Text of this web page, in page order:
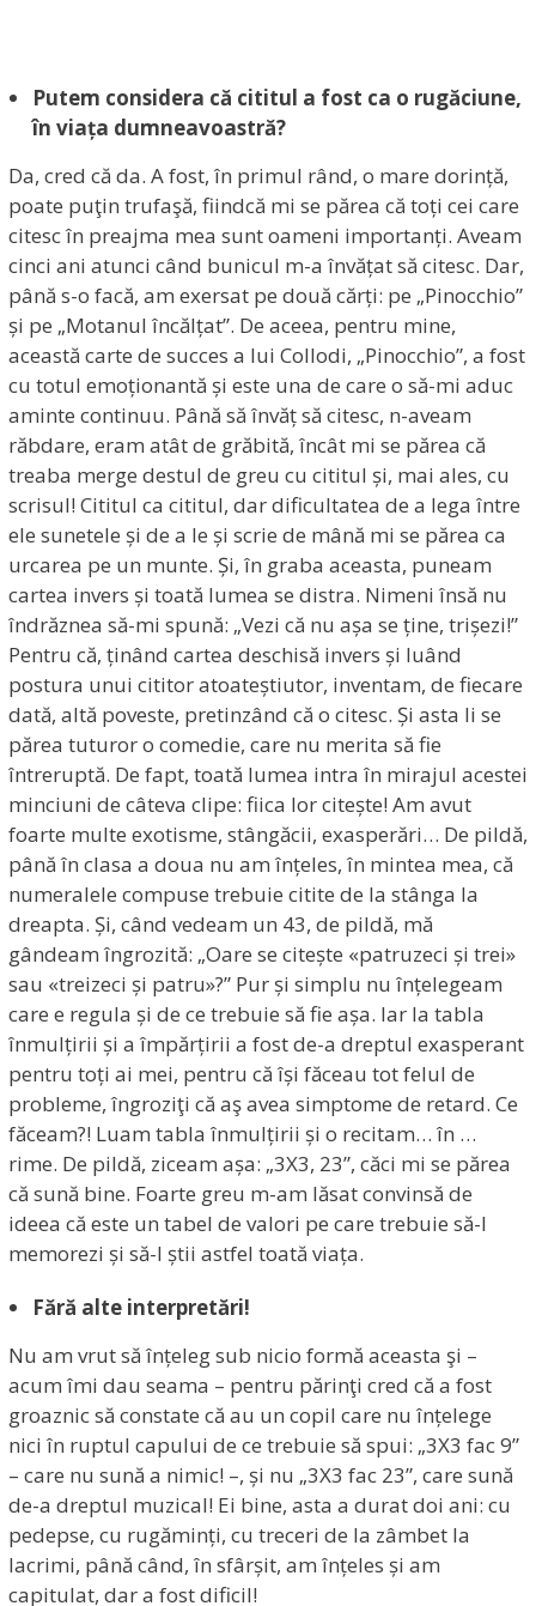
Putem considera că cititul a fost ca o rugăciune,
în viața dumneavoastră?
Da, cred că da. A fost, în primul rând, o mare dorință,
poate puţin trufaşă, fiindcă mi se părea că toți cei care
citesc în preajma mea sunt oameni importanți. Aveam
cinci ani atunci când bunicul m-a învățat să citesc. Dar,
până s-o facă, am exersat pe două cărți: pe „Pinocchio”
și pe „Motanul încălțat”. De aceea, pentru mine,
această carte de succes a lui Collodi, „Pinocchio”, a fost
cu totul emoționantă și este una de care o să-mi aduc
aminte continuu. Până să învăț să citesc, n-aveam
răbdare, eram atât de grăbită, încât mi se părea că
treaba merge destul de greu cu cititul și, mai ales, cu
scrisul! Cititul ca cititul, dar dificultatea de a lega între
ele sunetele și de a le și scrie de mână mi se părea ca
urcarea pe un munte. Și, în graba aceasta, puneam
cartea invers și toată lumea se distra. Nimeni însă nu
îndrăznea să-mi spună: „Vezi că nu așa se ține, trișezi!”
Pentru că, ținând cartea deschisă invers și luând
postura unui cititor atoateștiutor, inventam, de fiecare
dată, altă poveste, pretinzând că o citesc. Și asta li se
părea tuturor o comedie, care nu merita să fie
întreruptă. De fapt, toată lumea intra în mirajul acestei
minciuni de câteva clipe: fiica lor citește! Am avut
foarte multe exotisme, stângăcii, exasperări… De pildă,
până în clasa a doua nu am înțeles, în mintea mea, că
numeralele compuse trebuie citite de la stânga la
dreapta. Și, când vedeam un 43, de pildă, mă
gândeam îngrozită: „Oare se citește «patruzeci și trei»
sau «treizeci și patru»?” Pur și simplu nu înțelegeam
care e regula și de ce trebuie să fie așa. Iar la tabla
înmulțirii și a împărțirii a fost de-a dreptul exasperant
pentru toți ai mei, pentru că își făceau tot felul de
probleme, îngroziţi că aş avea simptome de retard. Ce
făceam?! Luam tabla înmulțirii și o recitam… în …
rime. De pildă, ziceam așa: „3X3, 23”, căci mi se părea
că sună bine. Foarte greu m-am lăsat convinsă de
ideea că este un tabel de valori pe care trebuie să-l
memorezi și să-l știi astfel toată viața.
Fără alte interpretări!
Nu am vrut să înțeleg sub nicio formă aceasta şi –
acum îmi dau seama – pentru părinţi cred că a fost
groaznic să constate că au un copil care nu înțelege
nici în ruptul capului de ce trebuie să spui: „3X3 fac 9”
– care nu sună a nimic! –, și nu „3X3 fac 23”, care sună
de-a dreptul muzical! Ei bine, asta a durat doi ani: cu
pedepse, cu rugăminți, cu treceri de la zâmbet la
lacrimi, până când, în sfârșit, am înțeles și am
capitulat, dar a fost dificil!